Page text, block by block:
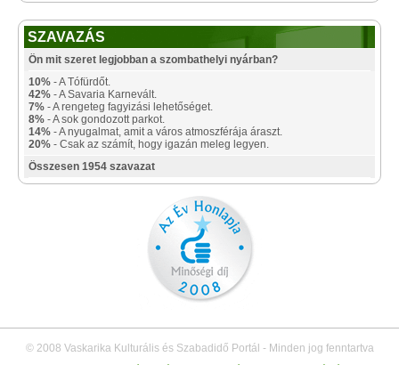
SZAVAZÁS
Ön mit szeret legjobban a szombathelyi nyárban?
10% - A Tófürdőt.
42% - A Savaria Karnevált.
7% - A rengeteg fagyizási lehetőséget.
8% - A sok gondozott parkot.
14% - A nyugalmat, amit a város atmoszférája áraszt.
20% - Csak az számít, hogy igazán meleg legyen.
Összesen 1954 szavazat
© 2008 Vaskarika Kulturális és Szabadidő Portál - Minden jog fenntartva